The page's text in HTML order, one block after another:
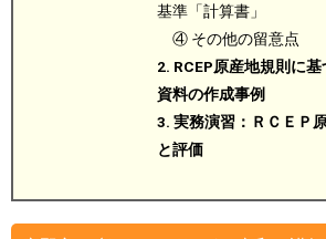
基準「計算書」
④ その他の留意点
2. RCEP原産地規則に
資料の作成事例
3. 実務演習：ＲＣＥＰ
と評価